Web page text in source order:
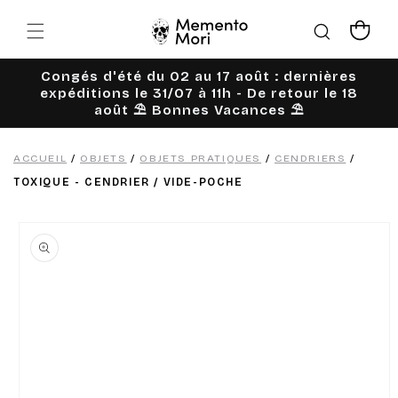
passer au
contenu
Panier
Congés d'été du 02 au 17 août : dernières
expéditions le 31/07 à 11h - De retour le 18
août ⛱️ Bonnes Vacances ⛱️
ACCUEIL / OBJETS / OBJETS PRATIQUES / CENDRIERS /
TOXIQUE - CENDRIER / VIDE-POCHE
informations
produits